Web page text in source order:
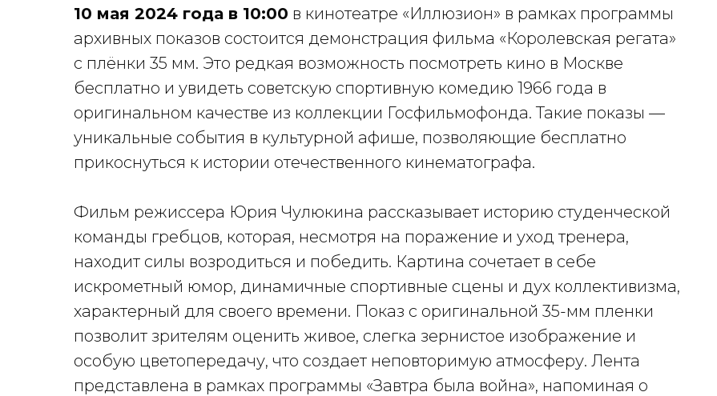
10 мая 2024 года в 10:00 в кинотеатре «Иллюзион» в рамках программы
архивных показов состоится демонстрация фильма «Королевская регата»
с плёнки 35 мм. Это редкая возможность посмотреть кино в Москве
бесплатно и увидеть советскую спортивную комедию 1966 года в
оригинальном качестве из коллекции Госфильмофонда. Такие показы —
уникальные события в культурной афише, позволяющие бесплатно
прикоснуться к истории отечественного кинематографа.
Фильм режиссера Юрия Чулюкина рассказывает историю студенческой
команды гребцов, которая, несмотря на поражение и уход тренера,
находит силы возродиться и победить. Картина сочетает в себе
искрометный юмор, динамичные спортивные сцены и дух коллективизма,
характерный для своего времени. Показ с оригинальной 35-мм пленки
позволит зрителям оценить живое, слегка зернистое изображение и
особую цветопередачу, что создает неповторимую атмосферу. Лента
представлена в рамках программы «Завтра была война», напоминая о